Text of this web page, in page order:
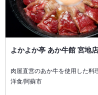
よかよか亭 あか牛館 宮地店
肉屋直営のあか牛を使用した料
洋食/阿蘇市